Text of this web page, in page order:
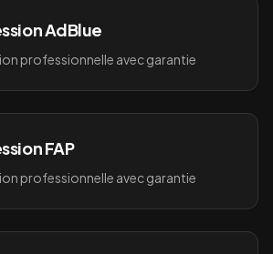
AdBlue
professionnelle avec garantie
FAP
professionnelle avec garantie